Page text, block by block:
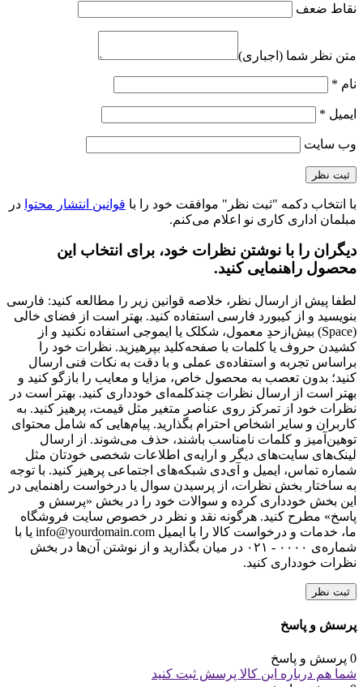
نقاط ضعف
متن نظر شما (اجباری)
نام *
ایمیل *
وب‌ سایت
با انتخاب دکمه "ثبت نظر" موافقت خود را با قوانین انتشار محتوا در
مبلمان اداری کاری نو اعلام می‌کنم.
دیگران را با نوشتن نظرات خود، برای انتخاب این
محصول راهنمایی کنید.
لطفا پیش از ارسال نظر، خلاصه قوانین زیر را مطالعه کنید: فارسی
بنویسید و از کیبورد فارسی استفاده کنید. بهتر است از فضای خالی
(Space) بیش‌از‌حدِ معمول، شکلک یا ایموجی استفاده نکنید و از
کشیدن حروف یا کلمات با صفحه‌کلید بپرهیزید. نظرات خود را
براساس تجربه و استفاده‌ی عملی و با دقت به نکات فنی ارسال
کنید؛ بدون تعصب به محصول خاص، مزایا و معایب را بازگو کنید و
بهتر است از ارسال نظرات چندکلمه‌‌ای خودداری کنید. بهتر است در
نظرات خود از تمرکز روی عناصر متغیر مثل قیمت، پرهیز کنید. به
کاربران و سایر اشخاص احترام بگذارید. پیام‌هایی که شامل محتوای
توهین‌آمیز و کلمات نامناسب باشند، حذف می‌شوند. از ارسال
لینک‌های سایت‌های دیگر و ارایه‌ی اطلاعات شخصی خودتان مثل
شماره تماس، ایمیل و آی‌دی شبکه‌های اجتماعی پرهیز کنید. با توجه
به ساختار بخش نظرات، از پرسیدن سوال یا درخواست راهنمایی در
این بخش خودداری کرده و سوالات خود را در بخش «پرسش و
پاسخ» مطرح کنید. هرگونه نقد و نظر در خصوص سایت فروشگاه
ما، خدمات و درخواست کالا را با ایمیل info@yourdomain.com یا با
شماره‌ی ۰۰۰۰ - ۰۲۱ در میان بگذارید و از نوشتن آن‌ها در بخش
نظرات خودداری کنید.
ثبت نظر
پرسش و پاسخ
0 پرسش و پاسخ
شما هم درباره این کالا پرسش ثبت کنید